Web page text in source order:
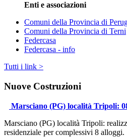
Enti e associazioni
Comuni della Provincia di
Comuni della Provincia di Terni
Federcasa
Federcasa - info
Tutti i link >
Nuove Costruzioni
Marsciano (PG) località Tripoli:
Marsciano (PG) località Tripoli:
residenziale per complessivi 8 alloggi.